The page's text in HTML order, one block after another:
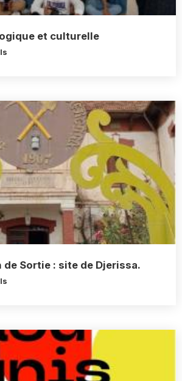
et culturelle
Sortie : site de Djerissa.